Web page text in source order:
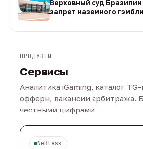
Верховный суд Бразилии
запрет наземного
ПРОДУКТЫ
Сервисы
Аналитика iGaming, каталог
офферы, вакансии арбитража.
честными цифрами.
NeBlask